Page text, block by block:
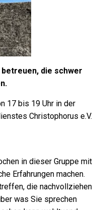
die schwer
17 bis 19 Uhr in der
Christophorus e.V.
in dieser Gruppe mit
Erfahrungen machen.
die nachvollziehen
was Sie sprechen